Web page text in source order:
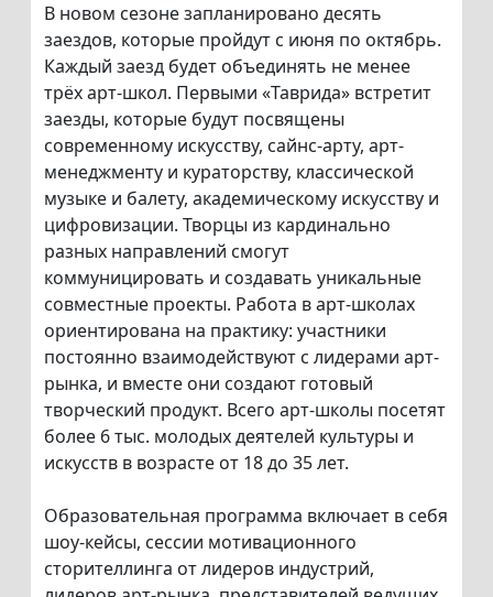
В новом сезоне запланировано десять
заездов, которые пройдут с июня по октябрь.
Каждый заезд будет объединять не менее
трёх арт-школ. Первыми «Таврида» встретит
заезды, которые будут посвящены
современному искусству, сайнс-арту, арт-
менеджменту и кураторству, классической
музыке и балету, академическому искусству и
цифровизации. Творцы из кардинально
разных направлений смогут
коммуницировать и создавать уникальные
совместные проекты. Работа в арт-школах
ориентирована на практику: участники
постоянно взаимодействуют с лидерами арт-
рынка, и вместе они создают готовый
творческий продукт. Всего арт-школы посетят
более 6 тыс. молодых деятелей культуры и
искусств в возрасте от 18 до 35 лет.
Образовательная программа включает в себя
шоу-кейсы, сессии мотивационного
сторителлинга от лидеров индустрий,